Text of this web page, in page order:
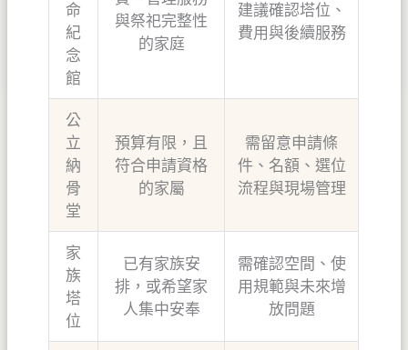
命
紀
念
館
與祭祀完整性
的家庭
建議確認塔位、
費用與後續服務
公
立
納
骨
堂
預算有限，且
符合申請資格
的家屬
需留意申請條
件、名額、選位
流程與現場管理
家
族
塔
位
已有家族安
排，或希望家
人集中安奉
需確認空間、使
用規範與未來增
放問題